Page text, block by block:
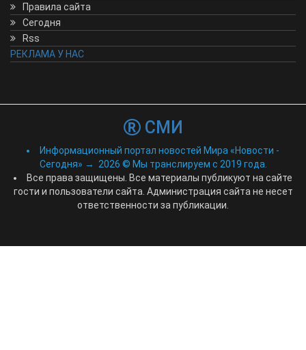
Правила сайта
Сегодня
Rss
РЕКЛАМА У НАС
СМИ
Информационный портал новостей Мира «Новости -
Сегодня» → 2026 © Мы транслируем с 2019 года.
Все права защищены. Все материалы публикуют на сайте
гости и пользователи сайта. Администрация сайта не несет
ответственности за публикации.